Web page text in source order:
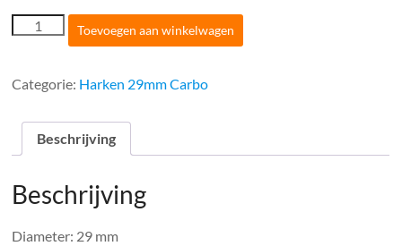
Harken
HK343
Dubbelschijfsblok
aantal
Toevoegen aan winkelwagen
Categorie: Harken 29mm Carbo
Beschrijving
Beschrijving
Diameter: 29 mm